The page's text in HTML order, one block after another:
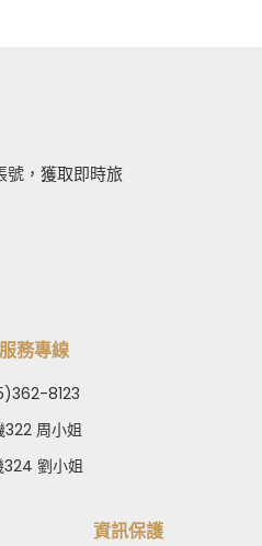
號，獲取即時旅
務專線
8123
322 周小姐
324 劉小姐
資訊保護